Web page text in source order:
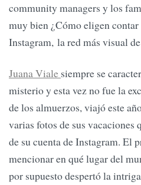
community managers y los
muy bien ¿Cómo eligen contar
Instagram, la red más visual
Juana Viale siempre se
misterio y esta vez no fue la
de los almuerzos, viajó este
varias fotos de sus vacaciones
de su cuenta de Instagram. El
mencionar en qué lugar del
por supuesto despertó la